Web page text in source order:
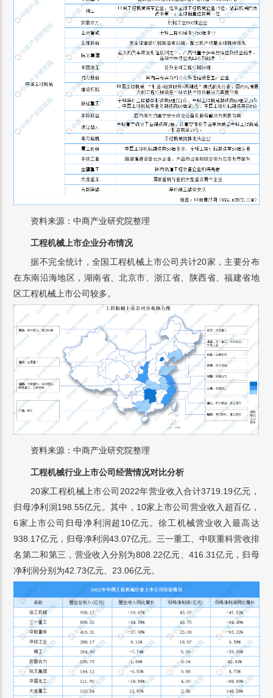
资料来源：中商产业研究院整理
工程机械上市企业分布情况
据不完全统计，全国工程机械上市公司共计20家，主要分布
在东南沿海地区，湖南省、北京市、浙江省、陕西省、福建省地
区工程机械上市公司较多。
资料来源：中商产业研究院整理
工程机械行业上市公司经营情况对比分析
20家工程机械上市公司2022年营业收入合计3719.19亿元，
归母净利润198.55亿元。其中，10家上市公司营业收入超百亿，
6家上市公司归母净利润超10亿元。徐工机械营业收入最高达
938.17亿元，归母净利润43.07亿元。三一重工、中联重科营收排
名第二和第三，营业收入分别为808.22亿元、416.31亿元，归母
净利润分别为42.73亿元、23.06亿元。